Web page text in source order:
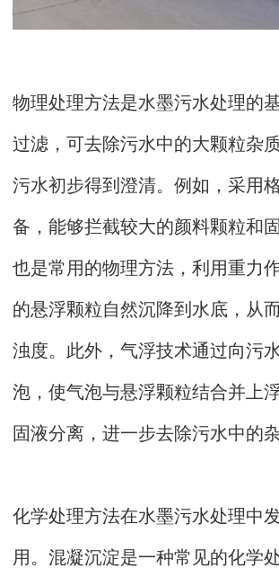
物理处理方法是水墨污水处理的
过滤，可去除污水中的大颗粒杂
污水初步得到澄清。例如，采用
备，能够拦截较大的颜料颗粒和
也是常用的物理方法，利用重力
的悬浮颗粒自然沉降到水底，从
浊度。此外，气浮技术通过向污
泡，使气泡与悬浮颗粒结合并上
固液分离，进一步去除污水中的杂
化学处理方法在水墨污水处理中
用。混凝沉淀是一种常见的化学